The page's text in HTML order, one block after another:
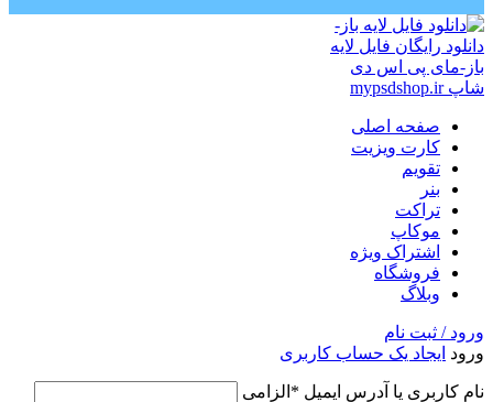
صفحه اصلی
کارت ویزیت
تقویم
بنر
تراکت
موکاپ
اشتراک ویژه
فروشگاه
وبلاگ
ورود / ثبت نام
ورود ایجاد یک حساب کاربری
نام کاربری یا آدرس ایمیل * الزامی